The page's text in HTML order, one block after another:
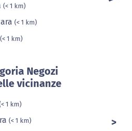
(< 1 km)
(< 1 km)
(< 1 km)
Negozi
vicinanze
1 km)
(< 1 km)